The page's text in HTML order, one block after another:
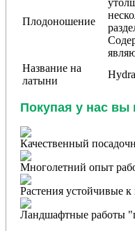
Плодоношение
Название на
латыни
Покупая у нас вы
Качественный
Многолетний опыт
Растения устойчивые
Ландшафтные работы